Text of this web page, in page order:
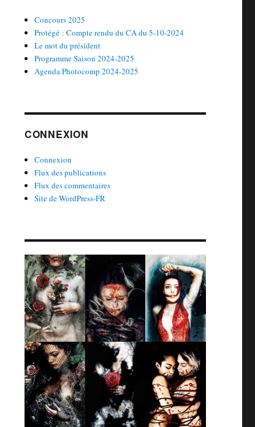
Concours 2025
Protégé : Compte rendu du CA du 5-10-2024
Le mot du président
Programme Saison 2024-2025
Agenda Photocomp 2024-2025
CONNEXION
Connexion
Flux des publications
Flux des commentaires
Site de WordPress-FR